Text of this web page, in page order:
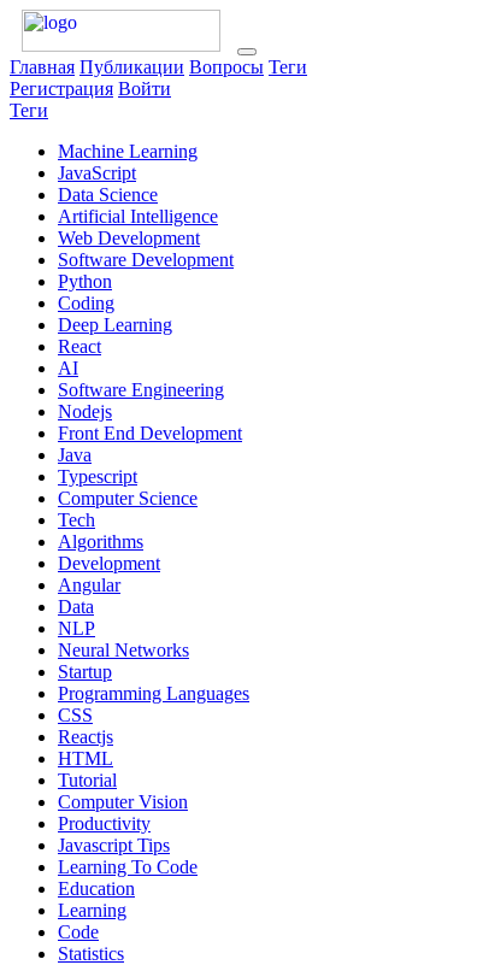
Главная Публикации Вопросы Теги
Регистрация Войти
Теги
Machine Learning
JavaScript
Data Science
Artificial Intelligence
Web Development
Software Development
Python
Coding
Deep Learning
React
AI
Software Engineering
Nodejs
Front End Development
Java
Typescript
Computer Science
Tech
Algorithms
Development
Angular
Data
NLP
Neural Networks
Startup
Programming Languages
CSS
Reactjs
HTML
Tutorial
Computer Vision
Productivity
Javascript Tips
Learning To Code
Education
Learning
Code
Statistics